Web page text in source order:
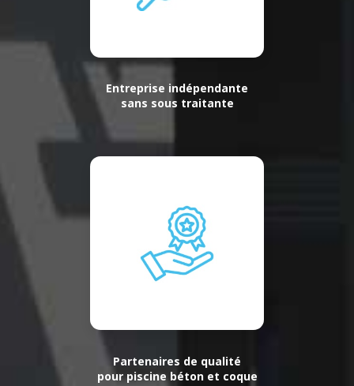
Entreprise indépendante
sans sous traitante
Partenaires de qualité
pour piscine béton et coque